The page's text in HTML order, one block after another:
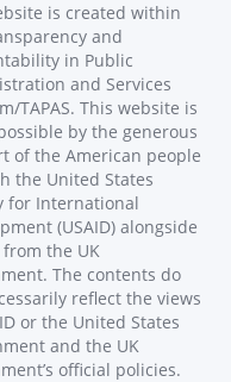
is created within
and
in Public
and Services
TAPAS. This website is
by the generous
of the American people
the United States
for International
(USAID) alongside
from the UK
The contents do
reflect the views
or the United States
and the UK
official policies.